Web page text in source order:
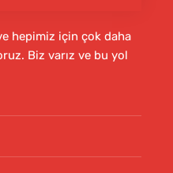
hepimiz için çok daha
Biz varız ve bu yol